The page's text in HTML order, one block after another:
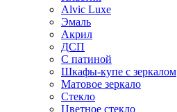
Alvic Luxe
Эмаль
Акрил
ДСП
С патиной
Шкафы-купе с зеркалом
Матовое зеркало
Стекло
Цветное стекло